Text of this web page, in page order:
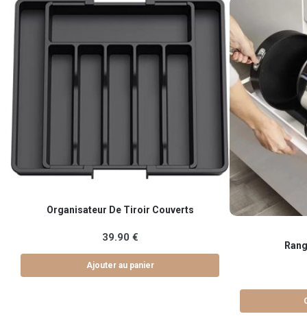
Organisateur De Tiroir Couverts
39.90 €
Ajouter au panier
Les